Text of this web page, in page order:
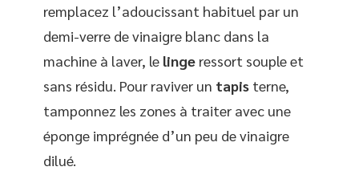
remplacez l’adoucissant habituel par un
demi-verre de vinaigre blanc dans la
machine à laver, le linge ressort souple et
sans résidu. Pour raviver un tapis terne,
tamponnez les zones à traiter avec une
éponge imprégnée d’un peu de vinaigre
dilué.